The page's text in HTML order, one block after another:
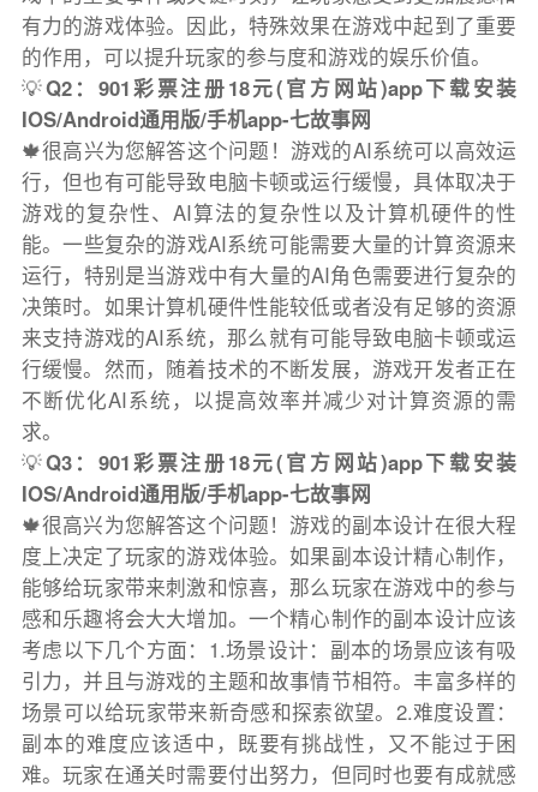
有力的游戏体验。因此，特殊效果在游戏中起到了重要
的作用，可以提升玩家的参与度和游戏的娱乐价值。
💡Q2：901彩票注册18元(官方网站)app下载安装
IOS/Android通用版/手机app-七故事网
🍁很高兴为您解答这个问题！游戏的AI系统可以高效运
行，但也有可能导致电脑卡顿或运行缓慢，具体取决于
游戏的复杂性、AI算法的复杂性以及计算机硬件的性
能。一些复杂的游戏AI系统可能需要大量的计算资源来
运行，特别是当游戏中有大量的AI角色需要进行复杂的
决策时。如果计算机硬件性能较低或者没有足够的资源
来支持游戏的AI系统，那么就有可能导致电脑卡顿或运
行缓慢。然而，随着技术的不断发展，游戏开发者正在
不断优化AI系统，以提高效率并减少对计算资源的需
求。
💡Q3：901彩票注册18元(官方网站)app下载安装
IOS/Android通用版/手机app-七故事网
🍁很高兴为您解答这个问题！游戏的副本设计在很大程
度上决定了玩家的游戏体验。如果副本设计精心制作，
能够给玩家带来刺激和惊喜，那么玩家在游戏中的参与
感和乐趣将会大大增加。一个精心制作的副本设计应该
考虑以下几个方面：1.场景设计：副本的场景应该有吸
引力，并且与游戏的主题和故事情节相符。丰富多样的
场景可以给玩家带来新奇感和探索欲望。2.难度设置：
副本的难度应该适中，既要有挑战性，又不能过于困
难。玩家在通关时需要付出努力，但同时也要有成就感